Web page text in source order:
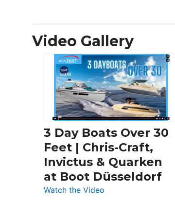
Video Gallery
3 Day Boats Over 30
Feet | Chris-Craft,
Invictus & Quarken
at Boot Düsseldorf
Watch the Video